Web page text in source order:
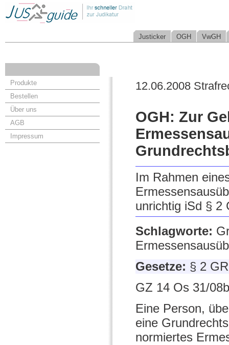
Justicker OGH VwGH
Produkte
Bestellen
Über uns
AGB
Impressum
12.06.2008
OGH: Zur
Im Rahmen
unrichtig iSd § 2
Schlagworte:
Gesetze: § 2
GZ 14 Os 31/
Eine Person,
eine
normiertes